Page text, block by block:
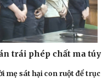
trái phép chất ma túy
mẹ sát hại con ruột để trục